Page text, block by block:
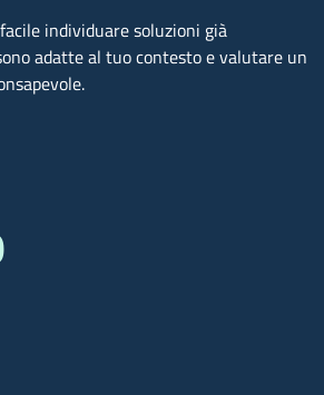
individuare soluzioni già
adatte al tuo contesto e valutare un